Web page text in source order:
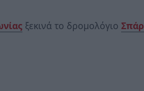
ξεκινά το δρομολόγιο